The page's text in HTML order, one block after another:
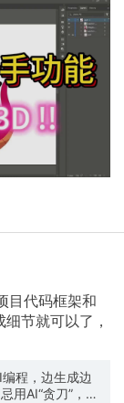
目代码框架和
节就可以了，
程，边生成边